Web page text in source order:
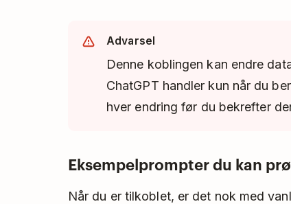
Advarsel
Denne koblingen kan endre
ChatGPT handler kun når du
hver endring før du bekrefter
Eksempelprompter du kan
Når du er tilkoblet, er det nok med